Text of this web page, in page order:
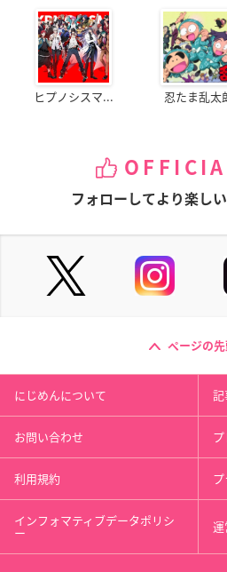
ヒプノシスマ... 忍たま乱太
フォローしてより楽し
ページの
にじめんについて 記
お問い合わせ
利用規約
インフォマティブデータポリシ
ー